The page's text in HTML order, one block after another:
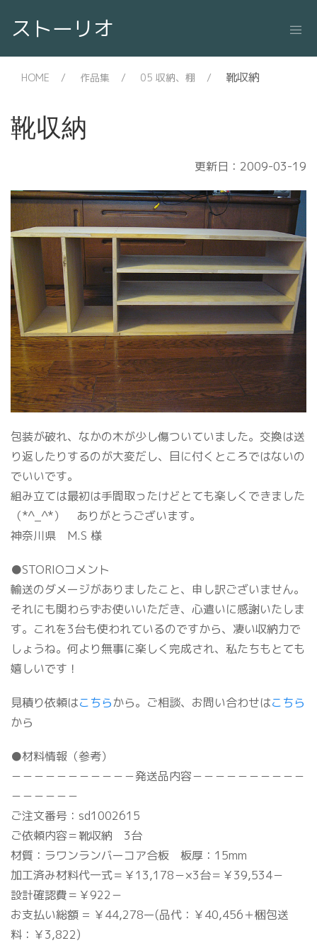
ストーリオ
HOME 作品集 05 収納、棚 靴収納
靴収納
更新日：2009-03-19
包装が破れ、なかの木が少し傷ついていました。交換は送
り返したりするのが大変だし、目に付くところではないの
でいいです。
組み立ては最初は手間取ったけどとても楽しくできました
（*^_^*） ありがとうございます。
神奈川県 M.S 様
●STORIOコメント
輸送のダメージがありましたこと、申し訳ございません。
それにも関わらずお使いいただき、心遣いに感謝いたしま
す。これを3台も使われているのですから、凄い収納力で
しょうね。何より無事に楽しく完成され、私たちもとても
嬉しいです！
見積り依頼はこちらから。ご相談、お問い合わせはこちら
から
●材料情報（参考）
－－－－－－－－－－－発送品内容－－－－－－－－－－
－－－－－－
ご注文番号：sd1002615
ご依頼内容＝靴収納 3台
材質：ラワンランバーコア合板 板厚：15mm
加工済み材料代一式＝￥13,178－×3台＝￥39,534－
設計確認費＝￥922－
お支払い総額 = ￥44,278ー(品代：￥40,456＋梱包送
料：￥3,822)